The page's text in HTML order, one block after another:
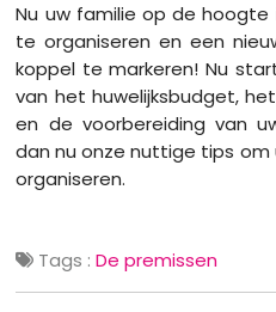
Nu uw familie op de
te organiseren en een
koppel te markeren! Nu
van het huwelijksbudget,
en de voorbereiding van
dan nu onze nuttige tips
organiseren.
Tags :De premissen